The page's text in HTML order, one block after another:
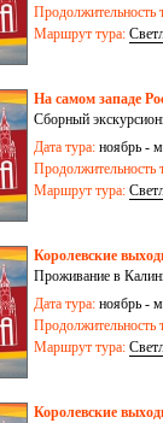
Продолжительность
Маршрут тура:
На самом западе
Сборный
Дата тура: ноябрь -
Продолжительность
Маршрут тура:
Королевские
Проживание в
Дата тура: ноябрь -
Продолжительность
Маршрут тура:
Королевские